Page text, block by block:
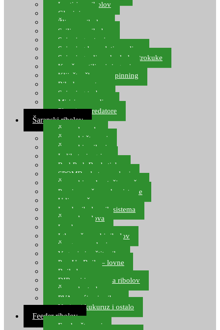
Leptiri za ribolov
Glavinjare
Žlice za ribolov
Sajlice za ribolov
Spinning setovi
Spinning kompleti varalica
Spinning udice, dvokuke, trokuke
Kopče, vrtilice i ringovi
Kliješta, škare za spinning
Ribolov pastrve
Spinning torbe
Mirisi za varalice
Plovci za predatore
Šaranski ribolov
Šaranske role
Šaranski štapovi
Šaranski najloni
Indikatori ugriza
Rod Pod, Banksticks
SPOMB rakete, markeri
Šaranski podmetači, mreže
Pernice za šaranske sisteme
Udice za šarana, amura
Izrada ribolovnih sistema
Šaranska olova
Leadcore
Igle za šaranski ribolov
Špage, upredenice
Vaganje i zaštita ribe
Pop Up Boile – lovne
Boile lovne
DIP-ovi i arome za ribolov
Šaranske torbe
PVA vrećice i pribor
Umjetni kukuruz i ostalo
Feeder ribolov
Feeder štapovi